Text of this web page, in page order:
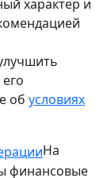
характер и
об условиях
На
финансовые